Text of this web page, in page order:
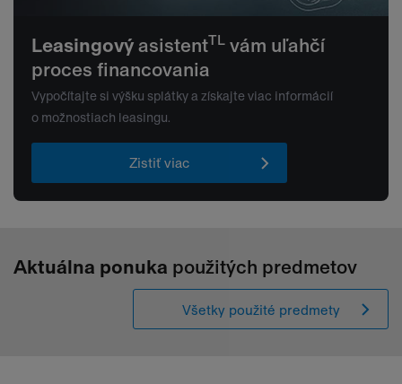
Leasingový asistentTL vám uľahčí
proces financovania
Vypočítajte si výšku splátky a získajte viac informácií
o možnostiach leasingu.
Zistiť viac
Aktuálna ponuka použitých predmetov
Všetky použité predmety